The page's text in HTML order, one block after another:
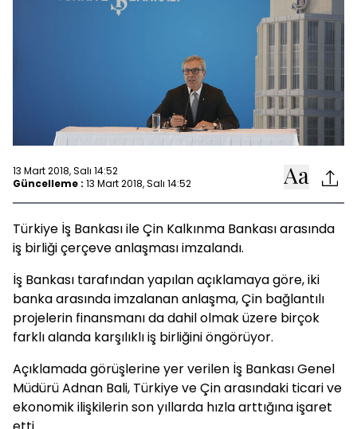
13 Mart 2018, Salı 14:52
Güncelleme : 13 Mart 2018, Salı 14:52
Türkiye İş Bankası ile Çin Kalkınma Bankası arasında
iş birliği çerçeve anlaşması imzalandı.
İş Bankası tarafından yapılan açıklamaya göre, iki
banka arasında imzalanan anlaşma, Çin bağlantılı
projelerin finansmanı da dahil olmak üzere birçok
farklı alanda karşılıklı iş birliğini öngörüyor.
Açıklamada görüşlerine yer verilen İş Bankası Genel
Müdürü Adnan Bali, Türkiye ve Çin arasındaki ticari ve
ekonomik ilişkilerin son yıllarda hızla arttığına işaret